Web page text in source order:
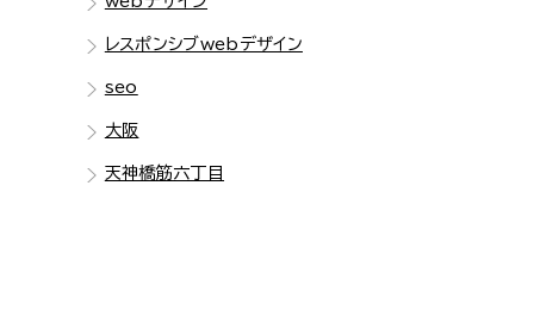
レスポンシブwebデザイン
seo
大阪
天神橋筋六丁目